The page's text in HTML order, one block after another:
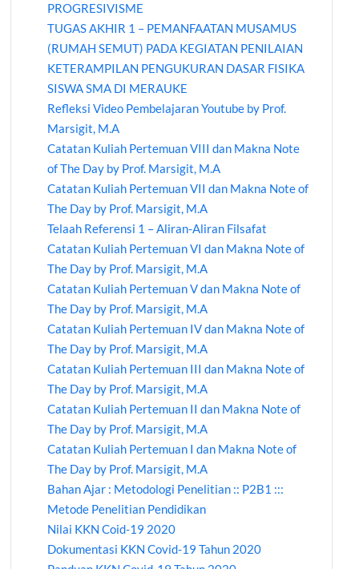
PROGRESIVISME
TUGAS AKHIR 1 – PEMANFAATAN MUSAMUS
(RUMAH SEMUT) PADA KEGIATAN PENILAIAN
KETERAMPILAN PENGUKURAN DASAR FISIKA
SISWA SMA DI MERAUKE
Refleksi Video Pembelajaran Youtube by Prof.
Marsigit, M.A
Catatan Kuliah Pertemuan VIII dan Makna Note
of The Day by Prof. Marsigit, M.A
Catatan Kuliah Pertemuan VII dan Makna Note of
The Day by Prof. Marsigit, M.A
Telaah Referensi 1 – Aliran-Aliran Filsafat
Catatan Kuliah Pertemuan VI dan Makna Note of
The Day by Prof. Marsigit, M.A
Catatan Kuliah Pertemuan V dan Makna Note of
The Day by Prof. Marsigit, M.A
Catatan Kuliah Pertemuan IV dan Makna Note of
The Day by Prof. Marsigit, M.A
Catatan Kuliah Pertemuan III dan Makna Note of
The Day by Prof. Marsigit, M.A
Catatan Kuliah Pertemuan II dan Makna Note of
The Day by Prof. Marsigit, M.A
Catatan Kuliah Pertemuan I dan Makna Note of
The Day by Prof. Marsigit, M.A
Bahan Ajar : Metodologi Penelitian :: P2B1 :::
Metode Penelitian Pendidikan
Nilai KKN Coid-19 2020
Dokumentasi KKN Covid-19 Tahun 2020